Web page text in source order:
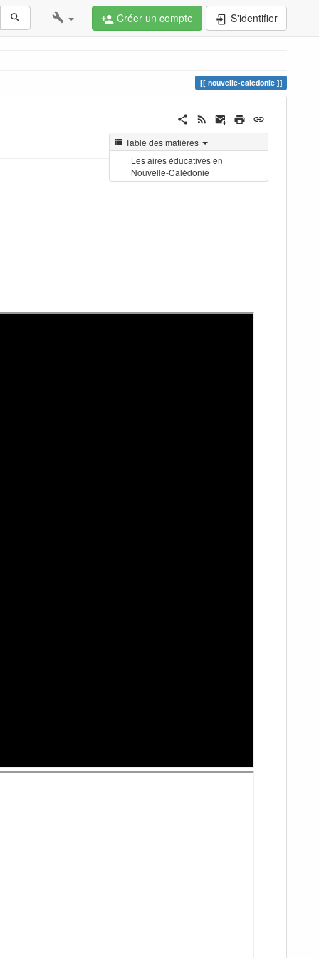
Créer un compte S'identifier
nouvelle-caledonie
Table des matières
Les aires éducatives en
Nouvelle-Calédonie